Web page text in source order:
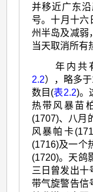
并移近广东
号。十月十六
州半岛及减弱
当天取消所有
年内共
2.2），略多
数目(表2.2)。
热带风暴苗
(1707)、八月
风暴帕卡
(1716)及一个
(1720)。天鸽
三日曾发出十
带气旋警告信